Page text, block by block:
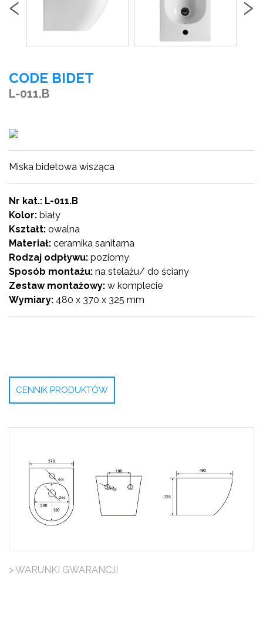
CODE BIDET
L-011.B
Miska bidetowa wisząca
Nr kat.: L-011.B
Kolor: biały
Kształt: owalna
Materiał: ceramika sanitarna
Rodzaj odpływu: poziomy
Sposób montażu: na stelażu/ do ściany
Zestaw montażowy: w komplecie
Wymiary: 480 x 370 x 325 mm
CENNIK PRODUKTÓW
> WARUNKI GWARANCJI